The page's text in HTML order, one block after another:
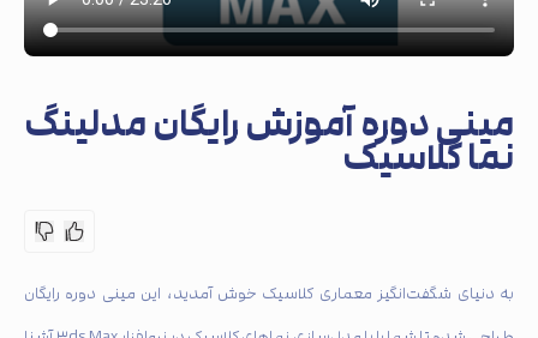
مینی دوره آموزش رایگان مدلینگ
نما کلاسیک
به دنیای شگفت‌انگیز معماری کلاسیک خوش آمدید، این مینی دوره رایگان